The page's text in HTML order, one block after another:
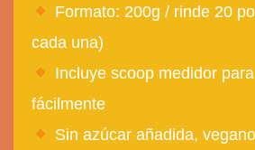
Formato: 200g / rinde 20
cada una)
Incluye scoop medidorpara
fácilmente
Sin azúcar añadida, vegano